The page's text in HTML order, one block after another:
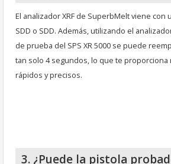
El analizador XRF de SuperbMelt viene con
SDD o SDD. Además, utilizando el
de prueba del SPS XR 5000 se puede
tan solo 4 segundos, lo que te proporciona
rápidos y precisos.
3. ¿Puede la pistola